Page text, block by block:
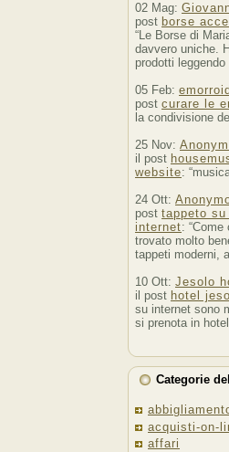
02 Mag:
post borse
“Le Borse di
davvero uniche.
prodotti
05 Feb:
post curare le
la condivisione
25 Nov:
il post
website:
24 Ott:
post tappeto
internet:
trovato molto
tappeti moderni,
10 Ott: Jesolo
il post hotel
su internet sono
si prenota in
Categorie
acquisti-on-
affari